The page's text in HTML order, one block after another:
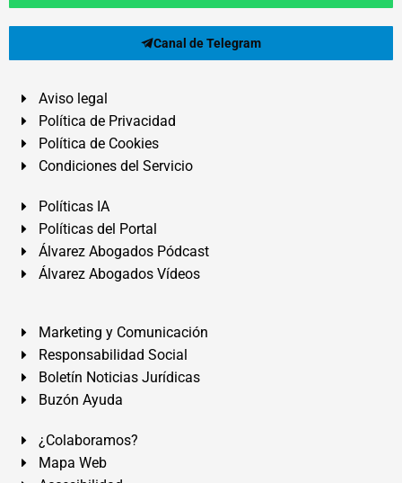
Canal de Telegram
Aviso legal
Política de Privacidad
Política de Cookies
Condiciones del Servicio
Políticas IA
Políticas del Portal
Álvarez Abogados Pódcast
Álvarez Abogados Vídeos
Marketing y Comunicación
Responsabilidad Social
Boletín Noticias Jurídicas
Buzón Ayuda
¿Colaboramos?
Mapa Web